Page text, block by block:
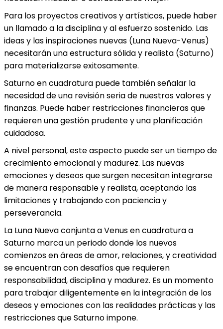
Para los proyectos creativos y artísticos, puede haber
un llamado a la disciplina y al esfuerzo sostenido. Las
ideas y las inspiraciones nuevas (Luna Nueva-Venus)
necesitarán una estructura sólida y realista (Saturno)
para materializarse exitosamente.
Saturno en cuadratura puede también señalar la
necesidad de una revisión seria de nuestros valores y
finanzas. Puede haber restricciones financieras que
requieren una gestión prudente y una planificación
cuidadosa.
A nivel personal, este aspecto puede ser un tiempo de
crecimiento emocional y madurez. Las nuevas
emociones y deseos que surgen necesitan integrarse
de manera responsable y realista, aceptando las
limitaciones y trabajando con paciencia y
perseverancia.
La Luna Nueva conjunta a Venus en cuadratura a
Saturno marca un periodo donde los nuevos
comienzos en áreas de amor, relaciones, y creatividad
se encuentran con desafíos que requieren
responsabilidad, disciplina y madurez. Es un momento
para trabajar diligentemente en la integración de los
deseos y emociones con las realidades prácticas y las
restricciones que Saturno impone.